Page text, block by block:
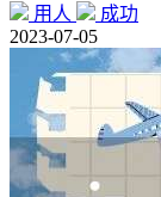
用人
成功
2023-07-05